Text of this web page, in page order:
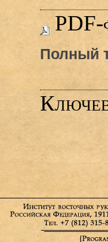
PDF-
Полный